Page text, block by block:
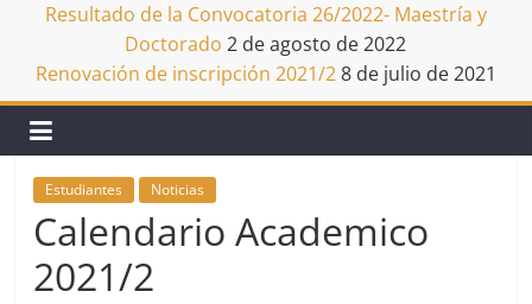
Resultado de la Convocatoria 26/2022- Maestría y
Doctorado 2 de agosto de 2022
Renovación de inscripción 2021/28 de julio de 2021
Estudiantes Noticias
Calendario Academico
2021/2